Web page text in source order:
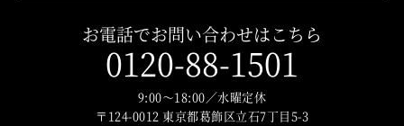
お電話でお問い合わせはこちら
0120-88-1501
9:00～18:00／水曜定休
〒124-0012 東京都葛飾区立石7丁目5-3